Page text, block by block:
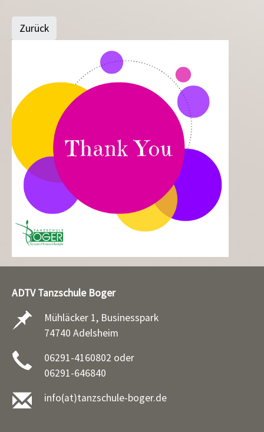
Zurück
ADTV Tanzschule Boger
Mühläcker 1, Businesspark
74740 Adelsheim
06291-4160802 oder
06291-646840
info(at)tanzschule-boger.de